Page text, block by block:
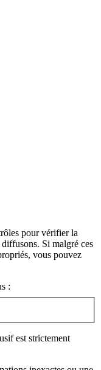
pour vérifier la
Si malgré ces
vous pouvez
:
est strictement